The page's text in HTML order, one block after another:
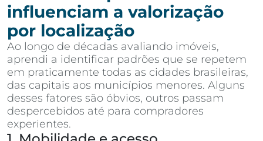
influenciam a valorização
por localização
Ao longo de décadas avaliando imóveis,
aprendi a identificar padrões que se repetem
em praticamente todas as cidades brasileiras,
das capitais aos municípios menores. Alguns
desses fatores são óbvios, outros passam
despercebidos até para compradores
experientes.